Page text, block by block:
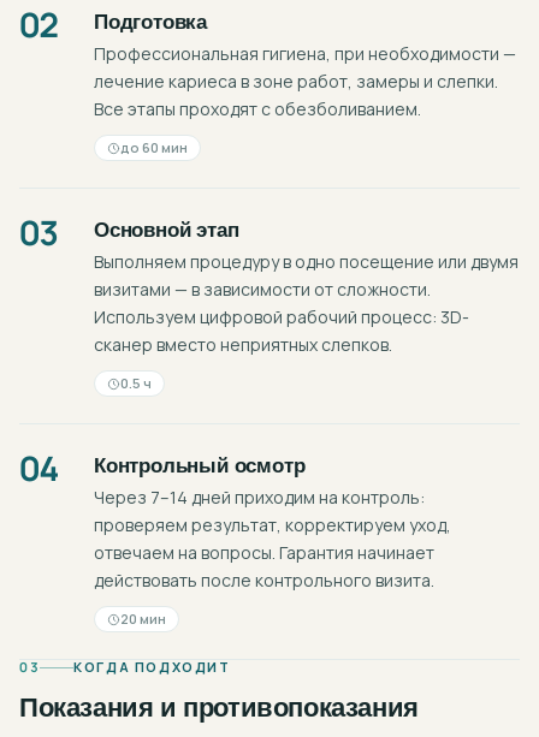
02 Подготовка
Профессиональная гигиена, при необходимости —
лечение кариеса в зоне работ, замеры и слепки.
Все этапы проходят с обезболиванием.
до 60 мин
03 Основной этап
Выполняем процедуру в одно посещение или двумя
визитами — в зависимости от сложности.
Используем цифровой рабочий процесс: 3D-
сканер вместо неприятных слепков.
0.5 ч
04 Контрольный осмотр
Через 7–14 дней приходим на контроль:
проверяем результат, корректируем уход,
отвечаем на вопросы. Гарантия начинает
действовать после контрольного визита.
20 мин
03 КОГДА ПОДХОДИТ
Показания и противопоказания